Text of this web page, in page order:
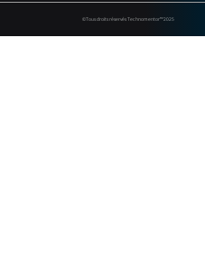
©Tous droits réservés Technomentor™ 2025